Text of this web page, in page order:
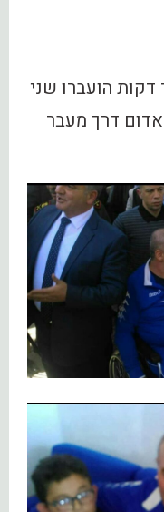
הועברו שני
דרך מעבר